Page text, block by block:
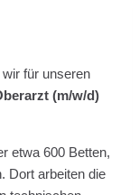
für unseren
(m/w/d)
etwa 600 Betten,
Dort arbeiten die